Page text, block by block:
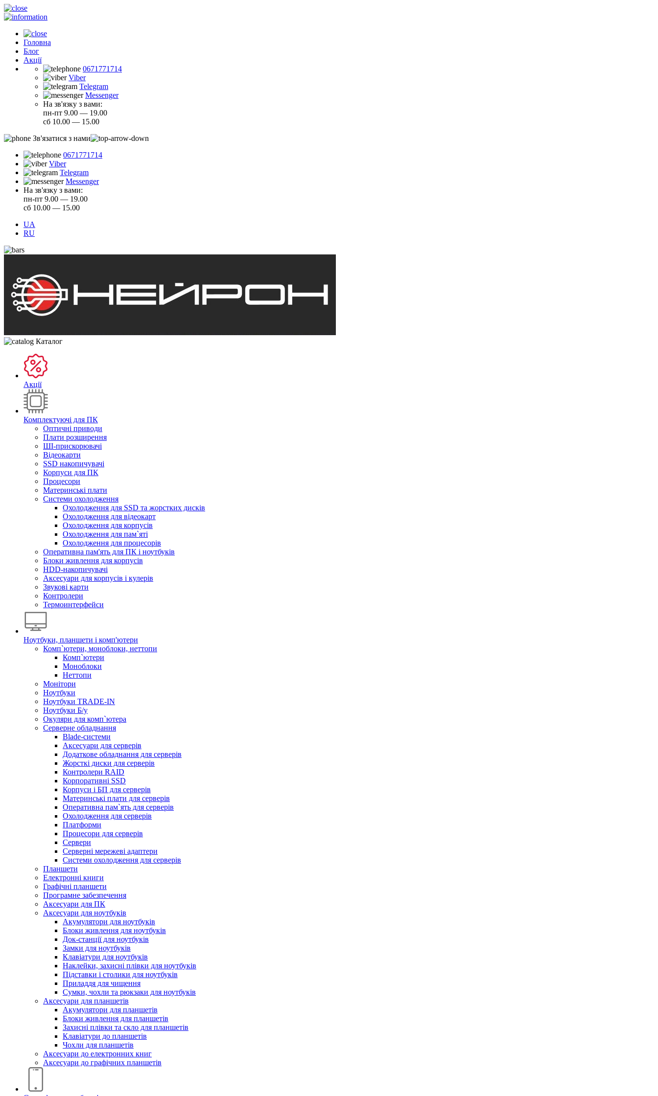
Головна
Блог
Акції
0671771714
Viber
Telegram
Messenger
На зв'язку з вами:
пн-пт 9.00 — 19.00
сб 10.00 — 15.00
Зв'язатися з нами
0671771714
Viber
Telegram
Messenger
На зв'язку з вами:
пн-пт 9.00 — 19.00
сб 10.00 — 15.00
UA
RU
Каталог
Акції
Комплектуючі для ПК
Оптичні приводи
Плати розширення
ШІ-прискорювачі
Відеокарти
SSD накопичувачі
Корпуси для ПК
Процесори
Материнські плати
Системи охолодження
Охолодження для SSD та жорстких дисків
Охолодження для відеокарт
Охолодження для корпусів
Охолодження для пам`яті
Охолодження для процесорів
Оперативна пам'ять для ПК і ноутбуків
Блоки живлення для корпусів
HDD-накопичувачі
Аксесуари для корпусів і кулерів
Звукові карти
Контролери
Термоинтерфейси
Ноутбуки, планшети і комп'ютери
Комп`ютери, моноблоки, неттопи
Комп`ютери
Моноблоки
Неттопи
Монітори
Ноутбуки
Ноутбуки TRADE-IN
Ноутбуки Б/у
Окуляри для комп`ютера
Серверне обладнання
Blade-системи
Аксесуари для серверів
Додаткове обладнання для серверів
Жорсткі диски для серверів
Контролери RAID
Корпоративні SSD
Корпуси і БП для серверів
Материнські плати для серверів
Оперативна пам`ять для серверів
Охолодження для серверів
Платформи
Процесори для серверів
Сервери
Серверні мережеві адаптери
Системи охолодження для серверів
Планшети
Електронні книги
Графічні планшети
Програмне забезпечення
Аксесуари для ПК
Аксесуари для ноутбуків
Акумулятори для ноутбуків
Блоки живлення для ноутбуків
Док-станції для ноутбуків
Замки для ноутбуків
Клавіатури для ноутбуків
Наклейки, захисні плівки для ноутбуків
Підставки і столики для ноутбуків
Приладдя для чищення
Сумки, чохли та рюкзаки для ноутбуків
Аксесуари для планшетів
Акумулятори для планшетів
Блоки живлення для планшетів
Захисні плівки та скло для планшетів
Клавіатури до планшетів
Чохли для планшетів
Аксесуари до електронних книг
Аксесуари дo графічних планшетів